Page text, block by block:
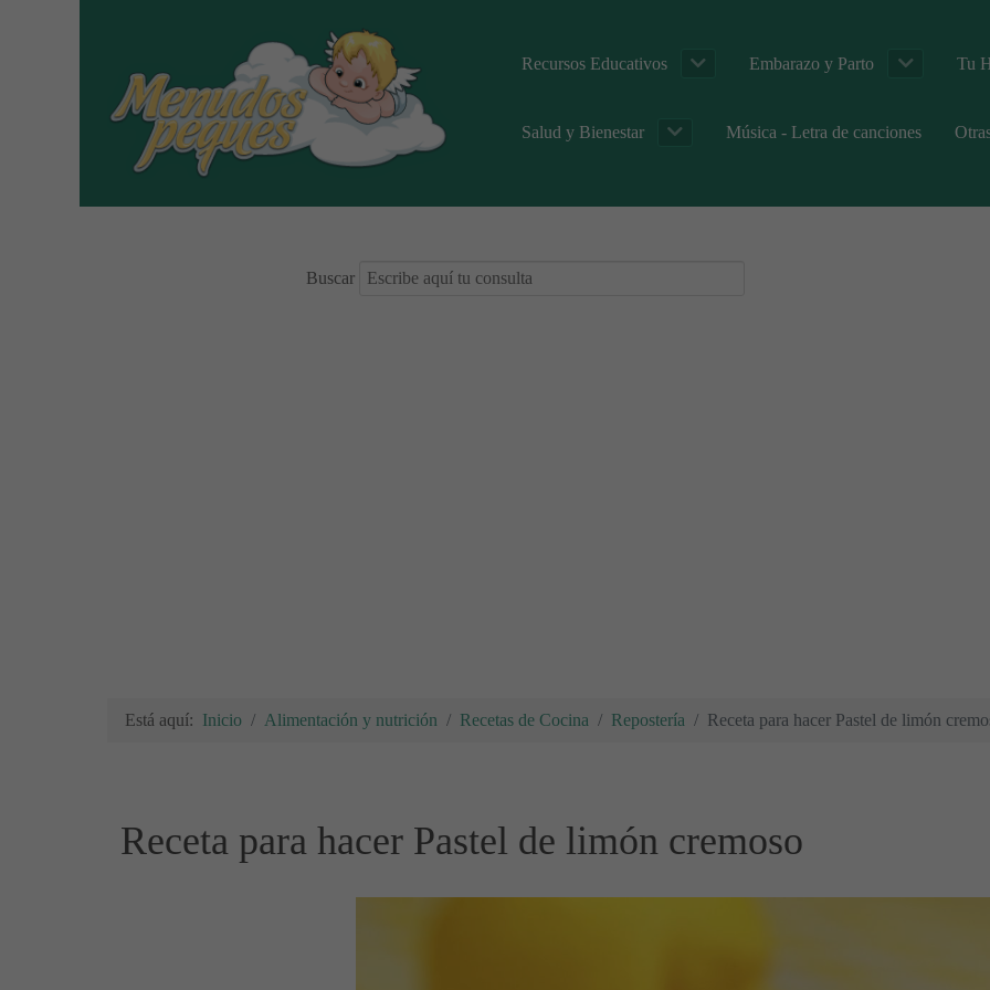
Recursos Educativos Embarazo y Parto Tu
Salud y Bienestar Música - Letra de canciones
Buscar
Está aquí: Inicio Alimentación y nutrición Recetas de Cocina Repostería Receta para hacer Pastel de limón
Receta para hacer Pastel de limón cremoso